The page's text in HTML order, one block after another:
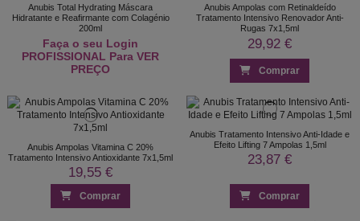
Anubis Total Hydrating Máscara
Hidratante e Reafirmante com Colagénio
200ml
Faça o seu Login
PROFISSIONAL Para VER
PREÇO
Anubis Ampolas com Retinaldeído
Tratamento Intensivo Renovador Anti-
Rugas 7x1,5ml
29,92 €
Comprar
Anubis Ampolas Vitamina C 20%
Tratamento Intensivo Antioxidante 7x1,5ml
19,55 €
Comprar
Anubis Tratamento Intensivo Anti-Idade e
Efeito Lifting 7 Ampolas 1,5ml
23,87 €
Comprar